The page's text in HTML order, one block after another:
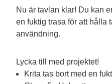
Nu är tavlan klar! Du kan
en fuktig trasa för att hålla
användning.
Lycka till med projektet!
Krita tas bort med en